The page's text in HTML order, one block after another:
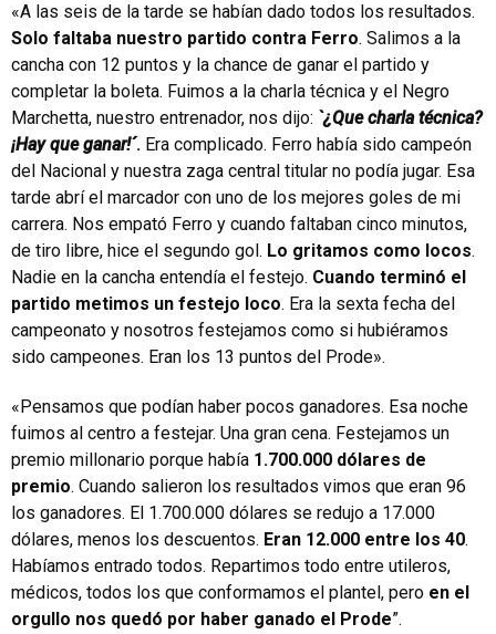
«A las seis de la tarde se habían dado todos los resultados.
Solo faltaba nuestro partido contra Ferro. Salimos a la
cancha con 12 puntos y la chance de ganar el partido y
completar la boleta. Fuimos a la charla técnica y el Negro
Marchetta, nuestro entrenador, nos dijo: `¿Que charla técnica?
¡Hay que ganar!´. Era complicado. Ferro había sido campeón
del Nacional y nuestra zaga central titular no podía jugar. Esa
tarde abrí el marcador con uno de los mejores goles de mi
carrera. Nos empató Ferro y cuando faltaban cinco minutos,
de tiro libre, hice el segundo gol. Lo gritamos como locos.
Nadie en la cancha entendía el festejo. Cuando terminó el
partido metimos un festejo loco. Era la sexta fecha del
campeonato y nosotros festejamos como si hubiéramos
sido campeones. Eran los 13 puntos del Prode».
«Pensamos que podían haber pocos ganadores. Esa noche
fuimos al centro a festejar. Una gran cena. Festejamos un
premio millonario porque había 1.700.000 dólares de
premio. Cuando salieron los resultados vimos que eran 96
los ganadores. El 1.700.000 dólares se redujo a 17.000
dólares, menos los descuentos. Eran 12.000 entre los 40.
Habíamos entrado todos. Repartimos todo entre utileros,
médicos, todos los que conformamos el plantel, pero en el
orgullo nos quedó por haber ganado el Prode”.